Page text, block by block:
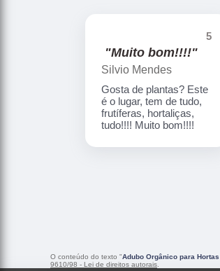
5
"Muito bom!!!!"
Silvio Mendes
Gosta de plantas? Este
é o lugar, tem de tudo,
frutíferas, hortaliças,
tudo!!!! Muito bom!!!!
O conteúdo do texto "Adubo Orgânico para Hortas
9610/98 - Lei de direitos autorais